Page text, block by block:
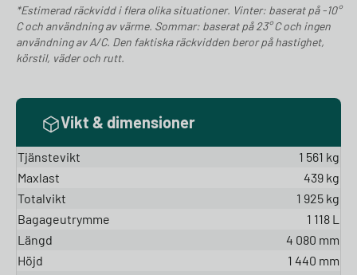
*Estimerad räckvidd i flera olika situationer. Vinter: baserat på -10°
C och användning av värme. Sommar: baserat på 23° C och ingen
användning av A/C. Den faktiska räckvidden beror på hastighet,
körstil, väder och rutt.
Vikt & dimensioner
Tjänstevikt
1 561 kg
Maxlast
439 kg
Totalvikt
1 925 kg
Bagageutrymme
1 118 L
Längd
4 080 mm
Höjd
1 440 mm